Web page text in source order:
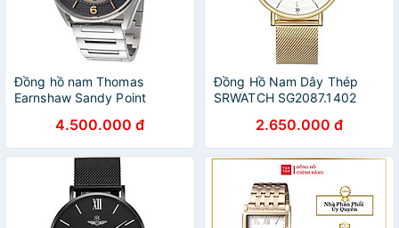
Đồng hồ nam Thomas
Earnshaw Sandy Point
4.500.000 đ
Đồng Hồ Nam Dây Thép
SRWATCH SG2087.1402
2.650.000 đ